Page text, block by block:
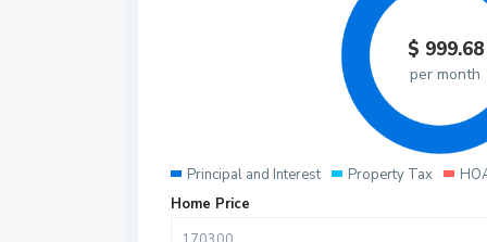
$ 999.68
per month
Principal and Interest Property Tax
Home Price